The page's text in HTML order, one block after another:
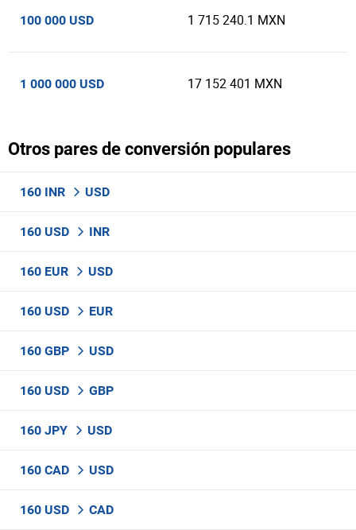
100 000 USD 1 715 240.1 MXN
1 000 000 USD 17 152 401 MXN
Otros pares de conversión populares
160 INR USD
160 USD INR
160 EUR USD
160 USD EUR
160 GBP USD
160 USD GBP
160 JPY USD
160 CAD USD
160 USD CAD